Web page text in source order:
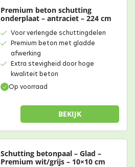
Op voorraad
Premium beton schutting
onderplaat – antraciet – 224 cm
Voor verlengde schuttingdelen
Premium beton met gladde
afwerking
Extra stevigheid door hoge
kwaliteit beton
BEKIJK
Schutting betonpaal – Glad –
Premium wit/grijs – 10×10 cm